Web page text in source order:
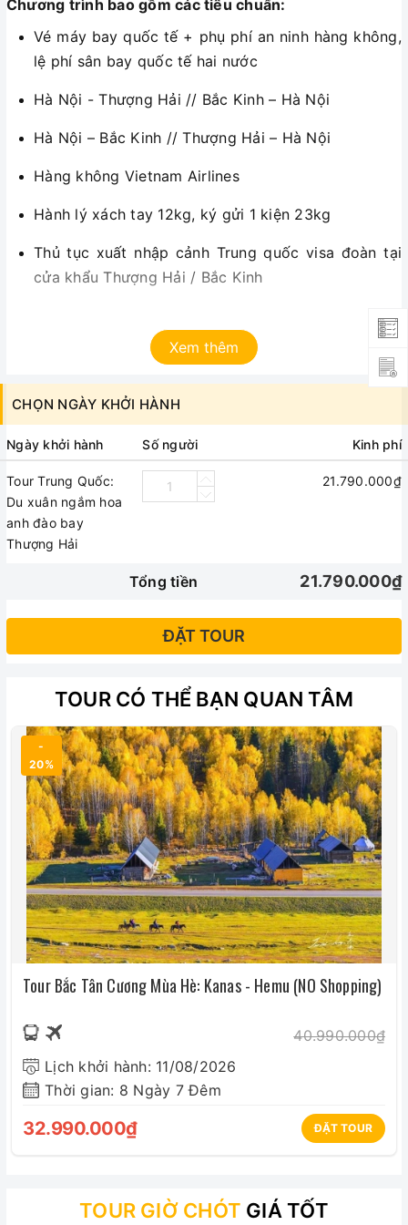
Chương trình bao gồm các tiêu chuẩn:
Vé máy bay quốc tế + phụ phí an ninh hàng không,
lệ phí sân bay quốc tế hai nước
Hà Nội - Thượng Hải // Bắc Kinh – Hà Nội
Hà Nội – Bắc Kinh // Thượng Hải – Hà Nội
Hàng không Vietnam Airlines
Hành lý xách tay 12kg, ký gửi 1 kiện 23kg
Thủ tục xuất nhập cảnh Trung quốc visa đoàn tại
cửa khẩu Thượng Hải / Bắc Kinh
Scan ảnh 4 x 6 nền trắng
Visa đoàn yêu cầu đi và về cùng đoàn, không được
tách đoàn
Khách sạn đạt tiêu chuẩn 4 sao
02 người / 1 phòng đầy đủ tiện nghi
Lẻ Nam / Nữ sẽ ghép 3
Khách đăng ký đi một mình nếu không ghép được
sẽ phải trả phí phòng đơn
Các bữa ăn theo chương trình tại nhà hàng Trung
quốc
Bữa ăn gồm có ăn 8 món chính + 1 canh + cơm và
Mức ăn 40 NDT / 1 người/ 1 bữa
Các bữa ăn sáng Buffee tại khách
Vé thắng cảnh (vào cửa 1 lần)
Vé tàu cao tốc từ Bắc Kinh - Tô Châu hoặc Tô
Châu – Bắc Kinh
Xe ô tô du lịch máy lạnh
Xe đón tiễn sân bay tại Hà Nội
ngày
Hướng dẫn viên tiếng Việt: NHIỆT TÌNH - CHU ĐÁO
- TRUNG THỰC
/ người / vụ
Xem thêm
CHỌN NGÀY KHỞI HÀNH
Ngày khởi hành Số người Kinh phí
Tour Trung Quốc:
Du xuân ngắm hoa
anh đào bay
Thượng Hải
21.790.000₫
Tổng tiền 21.790.000₫
ĐẶT TOUR
TOUR CÓ THỂ BẠN QUAN TÂM
-
20%
Tour Bắc Tân Cương Mùa Hè: Kanas - Hemu (NO Shopping)
40.990.000₫
Lịch khởi hành: 11/08/2026
Thời gian: 8 Ngày 7 Đêm
32.990.000₫ ĐẶT TOUR
TOUR GIỜ CHÓT GIÁ TỐT